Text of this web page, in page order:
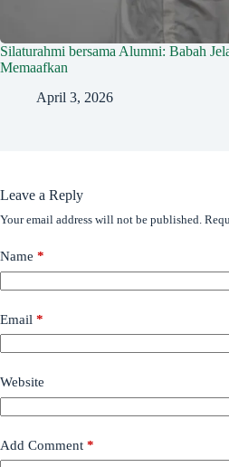
Silaturahmi bersama Alumni: Babah
Memaafkan
April 3, 2026
Leave a Reply
Your email address will not be published.
Name *
Email *
Website
Add Comment *